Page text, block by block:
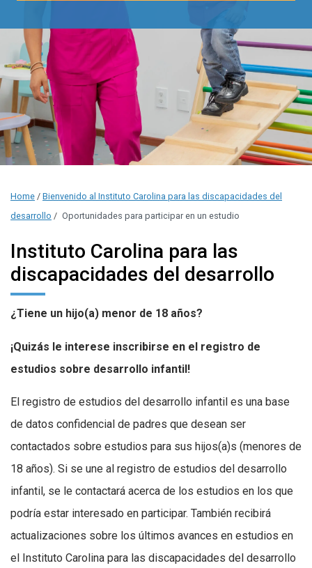
Home / Bienvenido al Instituto Carolina para las discapacidades del
desarrollo / Oportunidades para participar en un estudio
Instituto Carolina para las
discapacidades del desarrollo
¿Tiene un hijo(a) menor de 18 años?
¡Quizás le interese inscribirse en el registro de
estudios sobre desarrollo infantil!
El registro de estudios del desarrollo infantil es una base
de datos confidencial de padres que desean ser
contactados sobre estudios para sus hijos(a)s (menores de
18 años). Si se une al registro de estudios del desarrollo
infantil, se le contactará acerca de los estudios en los que
podría estar interesado en participar. También recibirá
actualizaciones sobre los últimos avances en estudios en
el Instituto Carolina para las discapacidades del desarrollo